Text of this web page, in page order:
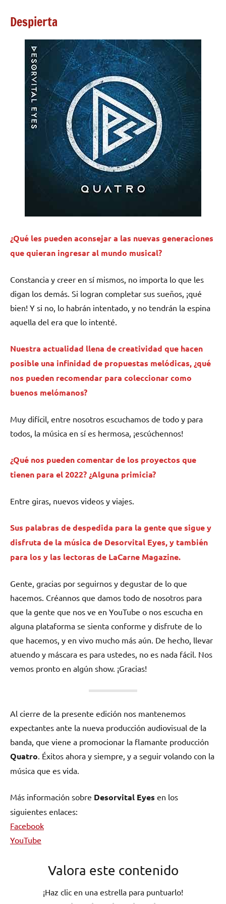
Despierta
¿Qué les pueden aconsejar a las nuevas generaciones
que quieran ingresar al mundo musical?
Constancia y creer en sí mismos, no importa lo que les
digan los demás. Si logran completar sus sueños, ¡qué
bien! Y si no, lo habrán intentado, y no tendrán la espina
aquella del era que lo intenté.
Nuestra actualidad llena de creatividad que hacen
posible una infinidad de propuestas melódicas, ¿qué
nos pueden recomendar para coleccionar como
buenos melómanos?
Muy difícil, entre nosotros escuchamos de todo y para
todos, la música en sí es hermosa, ¡escúchennos!
¿Qué nos pueden comentar de los proyectos que
tienen para el 2022? ¿Alguna primicia?
Entre giras, nuevos videos y viajes.
Sus palabras de despedida para la gente que sigue y
disfruta de la música de Desorvital Eyes, y también
para los y las lectoras de LaCarne Magazine.
Gente, gracias por seguirnos y degustar de lo que
hacemos. Créannos que damos todo de nosotros para
que la gente que nos ve en YouTube o nos escucha en
alguna plataforma se sienta conforme y disfrute de lo
que hacemos, y en vivo mucho más aún. De hecho, llevar
atuendo y máscara es para ustedes, no es nada fácil. Nos
vemos pronto en algún show. ¡Gracias!
Al cierre de la presente edición nos mantenemos
expectantes ante la nueva producción audiovisual de la
banda, que viene a promocionar la flamante producción
Quatro . Éxitos ahora y siempre, y a seguir volando con la
música que es vida.
Más información sobre Desorvital Eyes en los
siguientes enlaces:
Facebook
YouTube
Valora este contenido
¡Haz clic en una estrella para puntuarlo!